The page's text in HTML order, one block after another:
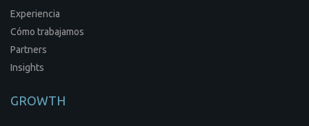
Experiencia
Cómo trabajamos
Partners
Insights
GROWTH